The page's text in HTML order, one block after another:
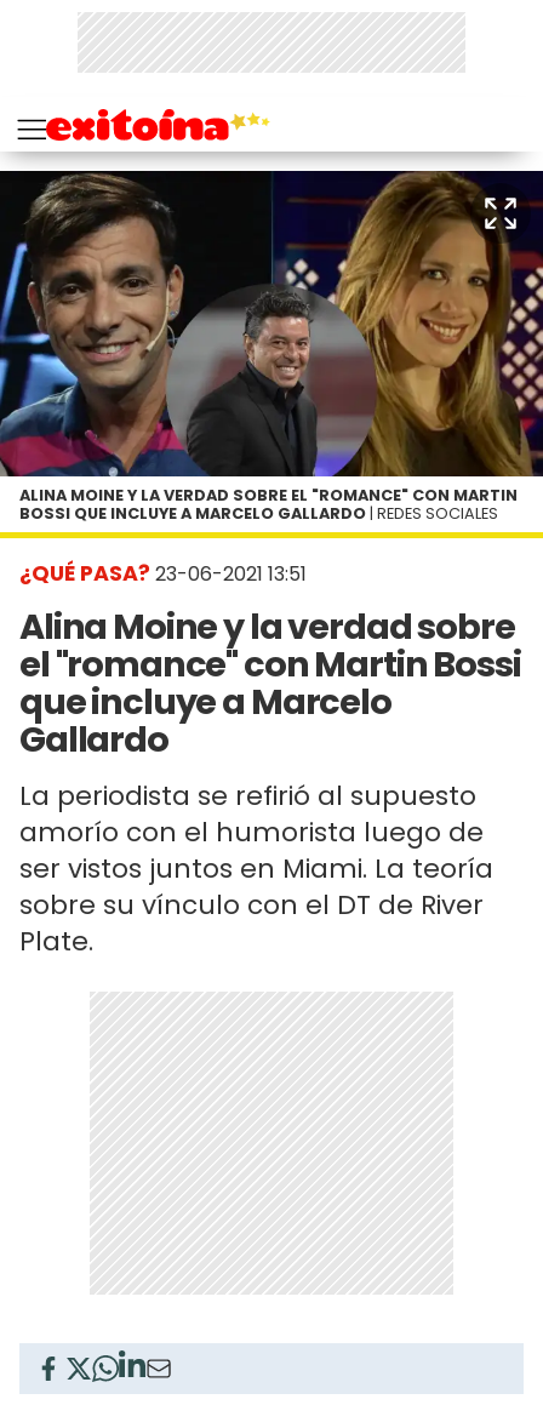
¿QUÉ PASA? 23-06-2021 13:51
Alina Moine y la verdad sobre
el "romance" con Martin Bossi
que incluye a Marcelo
Gallardo
La periodista se refirió al supuesto
amorío con el humorista luego de
ser vistos juntos en Miami. La teoría
sobre su vínculo con el DT de River
Plate.
ALINA MOINE Y LA VERDAD SOBRE EL "ROMANCE" CON MARTIN
BOSSI QUE INCLUYE A MARCELO GALLARDO | REDES SOCIALES